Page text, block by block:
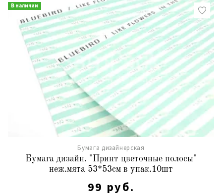
В наличии
Бумага дизайнерская
Бумага дизайн. "Принт цветочные полосы"
неж.мята 53*53см в упак.10шт
99 руб.